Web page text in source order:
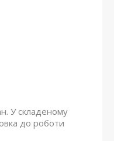
У складеному
до роботи